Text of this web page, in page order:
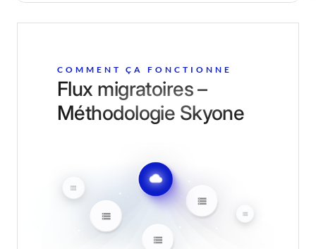
COMMENT ÇA FONCTIONNE
Flux migratoires –
Méthodologie Skyone